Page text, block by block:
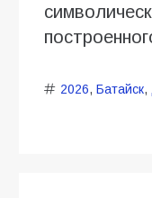
2026, Батайск,